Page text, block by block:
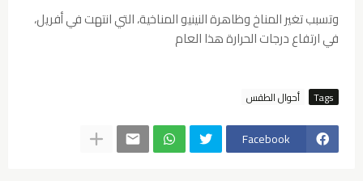
وتسبب تغير المناخ وظاهرة النينيو المناخية، التي انتهت في أفريل،
في ارتفاع درجات الحرارة هذا العام
Tags أحوال الطقس
Facebook